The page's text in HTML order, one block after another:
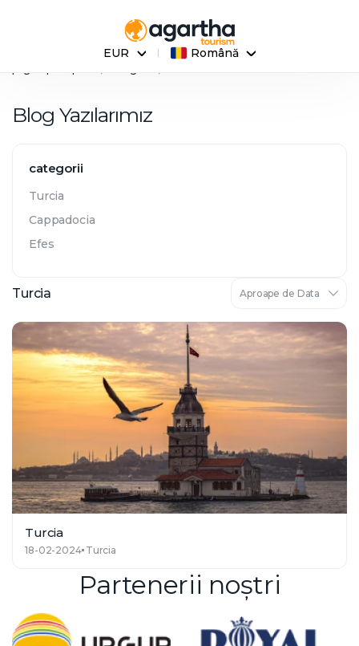
EUR Română
Blog Yazılarımız
categorii
Turcia
Cappadocia
Efes
Turcia
Turcia
18-02-2024 Turcia
Partenerii noștri